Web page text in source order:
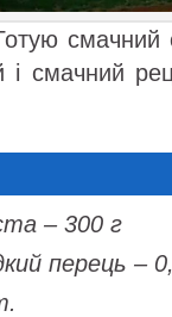
смачний
смачний
– 300 г
перець –